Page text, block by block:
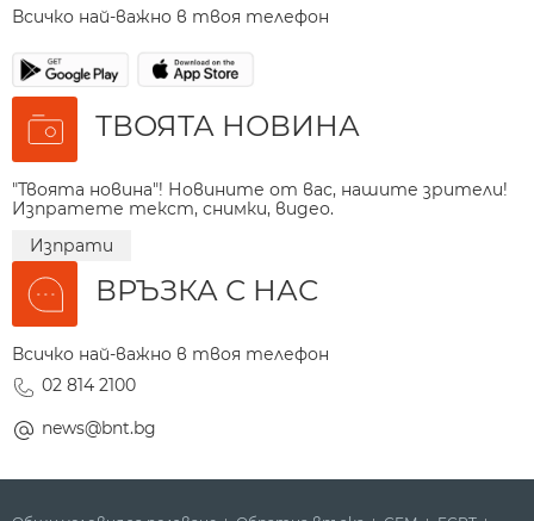
Всичко най-важно в твоя телефон
ТВОЯТА НОВИНА
"Твоята новина"! Новините от вас, нашите зрители!
Изпратете текст, снимки, видео.
Изпрати
ВРЪЗКА С НАС
Всичко най-важно в твоя телефон
02 814 2100
news@bnt.bg